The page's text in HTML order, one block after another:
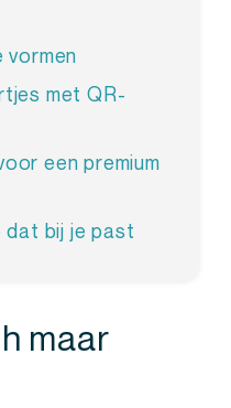
vormen
met QR-
een premium
dat bij je past
maar